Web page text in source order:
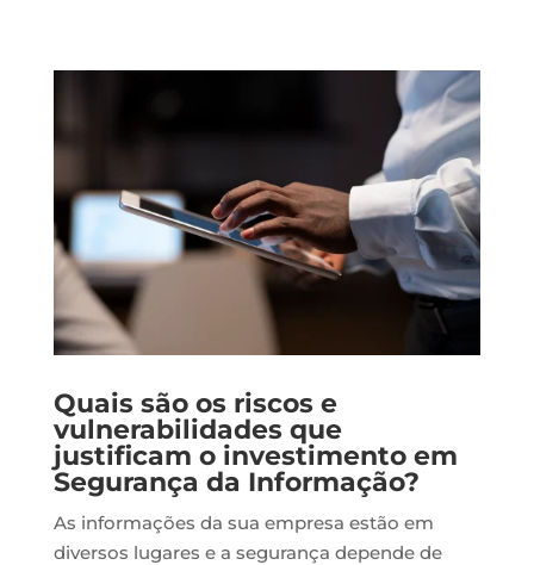
Quais são os riscos e
vulnerabilidades que
justificam o investimento em
Segurança da Informação?
As informações da sua empresa estão em
diversos lugares e a segurança depende de